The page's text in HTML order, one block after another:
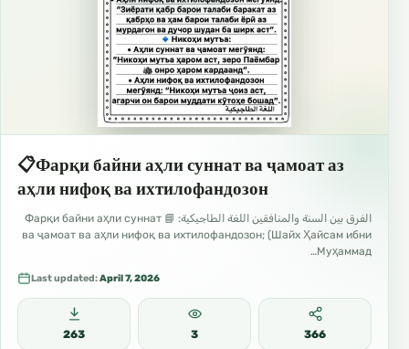
📋Фарқи байни аҳли суннат ва ҷамоат аз
аҳли нифоқ ва ихтилофандозон
الفرق بين السنة والمنافقين اللغة الطاجيكية: 📘 Фарқи байни аҳли суннат
ва ҷамоат ва аҳли нифоқ ва ихтилофандозон; (Шайх Ҳайсам ибни
Муҳаммад…
Last updated:April 7, 2026
263 3 366